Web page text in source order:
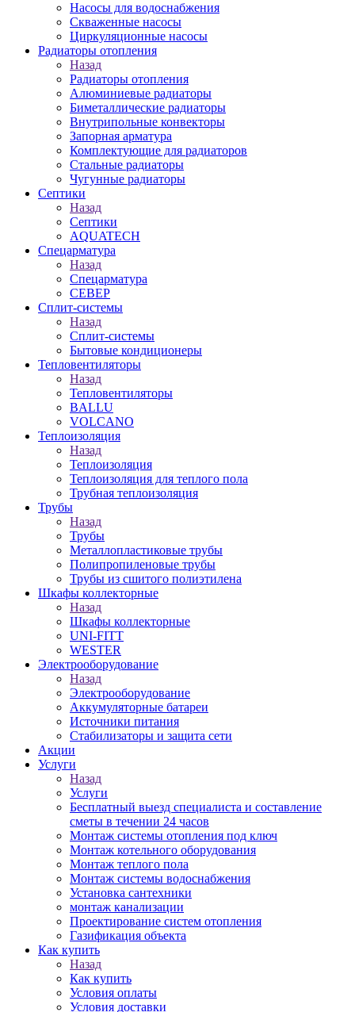
Насосы для водоснабжения
Скваженные насосы
Циркуляционные насосы
Радиаторы отопления
Назад
Радиаторы отопления
Алюминиевые радиаторы
Биметаллические радиаторы
Внутрипольные конвекторы
Запорная арматура
Комплектующие для радиаторов
Стальные радиаторы
Чугунные радиаторы
Септики
Назад
Септики
AQUATECH
Спецарматура
Назад
Спецарматура
СЕВЕР
Сплит-системы
Назад
Сплит-системы
Бытовые кондиционеры
Тепловентиляторы
Назад
Тепловентиляторы
BALLU
VOLCANO
Теплоизоляция
Назад
Теплоизоляция
Теплоизоляция для теплого пола
Трубная теплоизоляция
Трубы
Назад
Трубы
Металлопластиковые трубы
Полипропиленовые трубы
Трубы из сшитого полиэтилена
Шкафы коллекторные
Назад
Шкафы коллекторные
UNI-FITT
WESTER
Электрооборудование
Назад
Электрооборудование
Аккумуляторные батареи
Источники питания
Стабилизаторы и защита сети
Акции
Услуги
Назад
Услуги
Бесплатный выезд специалиста и составление
сметы в течении 24 часов
Монтаж системы отопления под ключ
Монтаж котельного оборудования
Монтаж теплого пола
Монтаж системы водоснабжения
Установка сантехники
монтаж канализации
Проектирование систем отопления
Газификация объекта
Как купить
Назад
Как купить
Условия оплаты
Условия доставки